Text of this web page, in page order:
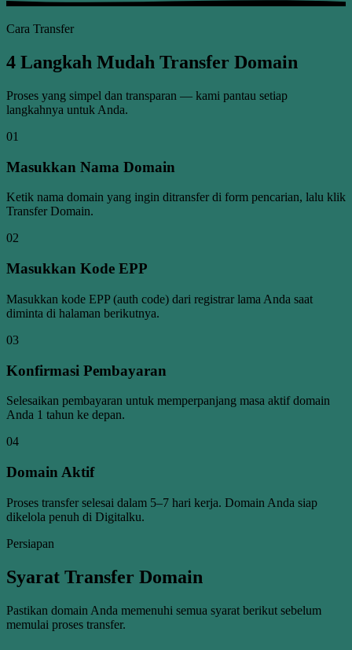
Cara Transfer
4 Langkah Mudah Transfer Domain
Proses yang simpel dan transparan — kami pantau setiap
langkahnya untuk Anda.
01
Masukkan Nama Domain
Ketik nama domain yang ingin ditransfer di form pencarian, lalu klik
Transfer Domain.
02
Masukkan Kode EPP
Masukkan kode EPP (auth code) dari registrar lama Anda saat
diminta di halaman berikutnya.
03
Konfirmasi Pembayaran
Selesaikan pembayaran untuk memperpanjang masa aktif domain
Anda 1 tahun ke depan.
04
Domain Aktif
Proses transfer selesai dalam 5–7 hari kerja. Domain Anda siap
dikelola penuh di Digitalku.
Persiapan
Syarat Transfer Domain
Pastikan domain Anda memenuhi semua syarat berikut sebelum
memulai proses transfer.